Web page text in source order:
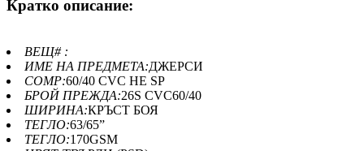
Кратко описание:
ВЕЩ# :
ИМЕ НА ПРЕДМЕТА:ДЖЕРСИ
COMP:60/40 CVC НЕ SP
БРОЙ ПРЕЖДА:26S CVC60/40
ШИРИНА:КРЪСТ БОЯ
ТЕГЛО:63/65”
ТЕГЛО:170GSM